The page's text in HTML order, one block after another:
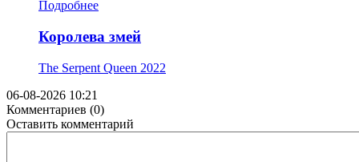
Подробнее
Королева змей
The Serpent Queen 2022
06-08-2026 10:21
Комментариев (0)
Оставить комментарий